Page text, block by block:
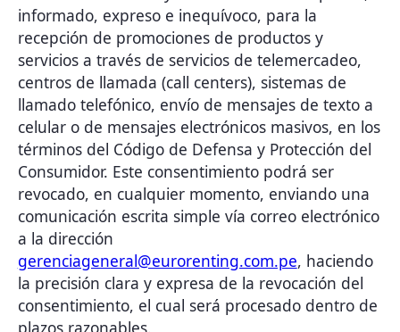
informado, expreso e inequívoco, para la
recepción de promociones de productos y
servicios a través de servicios de telemercadeo,
centros de llamada (call centers), sistemas de
llamado telefónico, envío de mensajes de texto a
celular o de mensajes electrónicos masivos, en los
términos del Código de Defensa y Protección del
Consumidor. Este consentimiento podrá ser
revocado, en cualquier momento, enviando una
comunicación escrita simple vía correo electrónico
a la dirección
gerenciageneral@eurorenting.com.pe, haciendo
la precisión clara y expresa de la revocación del
consentimiento, el cual será procesado dentro de
plazos razonables.